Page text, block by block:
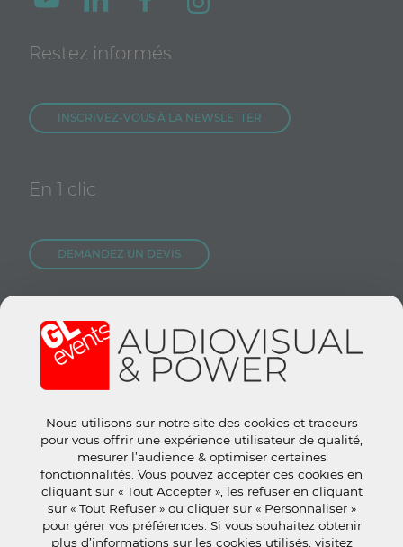
Restez informés
INSCRIVEZ-VOUS À LA NEWSLETTER
En 1 clic
DEMANDEZ UN DEVIS
NOUS REJOINDRE
CONTACTEZ-NOUS
Site groupe : www.gl-events.com
GL Store :store.gl-events.com
Nous utilisons sur notre site des cookies et traceurs
pour vous offrir une expérience utilisateur de qualité,
mesurer l’audience & optimiser certaines
fonctionnalités. Vous pouvez accepter ces cookies en
cliquant sur « Tout Accepter », les refuser en cliquant
sur « Tout Refuser » ou cliquer sur « Personnaliser »
pour gérer vos préférences. Si vous souhaitez obtenir
plus d’informations sur les cookies utilisés, visitez